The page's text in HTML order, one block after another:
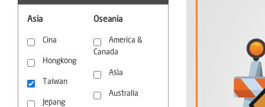
Asia Oseania
Cina
Hongkong
Taiwan
Jepang
America &
Canada
Asia
Australia